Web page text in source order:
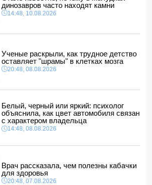
районе тесть избил палкой пьяного
фигуру в мини-платье с
динозавров часто находят камни
14:48, 10.08.2026
Ученые раскрыли, как трудное детство
оставляет "шрамы" в клетках мозга
20:48, 08.08.2026
Белый, черный или яркий: психолог
объяснила, как цвет автомобиля связан
с характером владельца
14:48, 08.08.2026
Врач рассказала, чем полезны кабачки
для здоровья
20:48, 07.08.2026